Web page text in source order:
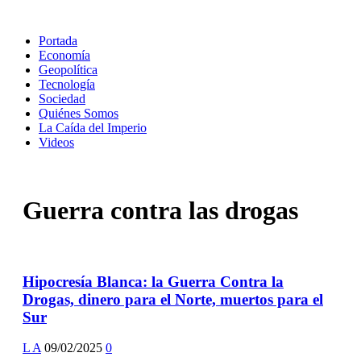
Portada
Economía
Geopolítica
Tecnología
Sociedad
Quiénes Somos
La Caída del Imperio
Videos
Guerra contra las drogas
Hipocresía Blanca: la Guerra Contra la
Drogas, dinero para el Norte, muertos para el
Sur
L A 09/02/2025 0